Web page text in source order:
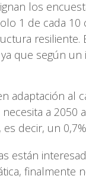
los
1 de cada 10
resiliente.
que según
adaptación al
a 2050
es decir, un
están
finalmente